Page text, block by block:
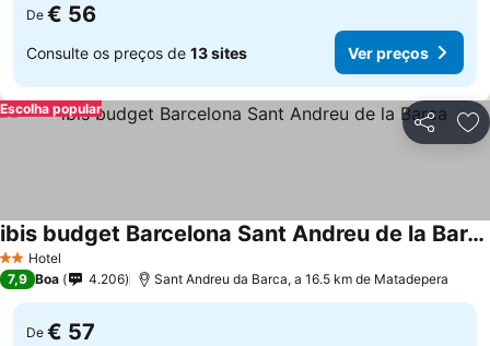
De € 56
Consulte os preços de 13 sites Ver preços
Partilhar
Escolha popular
2 Estrelas
Hotel
ibis budget Barcelona Sant Andreu de la Barca
7,9 Boa 4.206 Sant Andreu da Barca, a 16.5 km de Matadepera
De € 57